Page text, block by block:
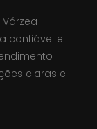
confiável e
claras e